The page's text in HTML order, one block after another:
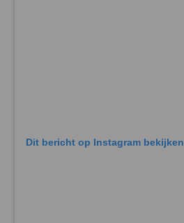
Dit bericht op Instagram bekijken